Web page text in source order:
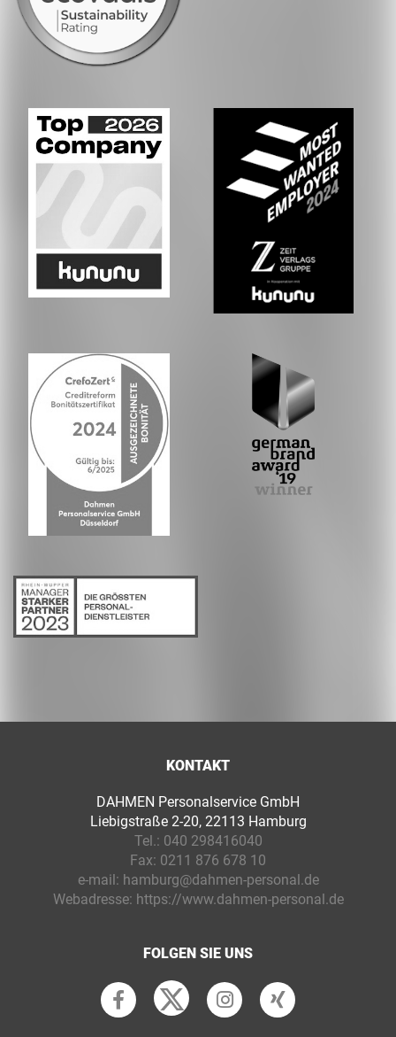
KONTAKT
DAHMEN Personalservice GmbH
Liebigstraße 2-20, 22113 Hamburg
Tel.: 040 298416040
Fax: 0211 876 678 10
e-mail: hamburg@dahmen-personal.de
Webadresse: https://www.dahmen-personal.de
FOLGEN SIE UNS